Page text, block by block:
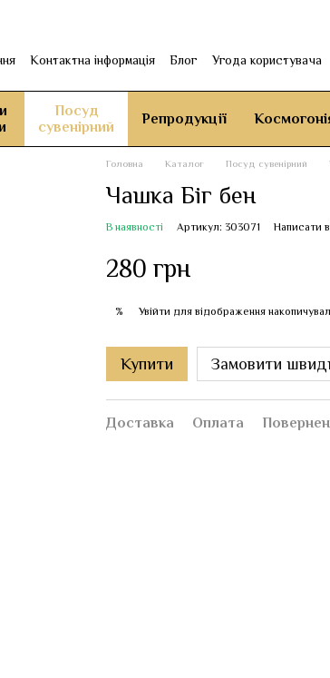
Контактна інформація Блог Угода користувача
Посуд
сувенірний
Репродукції
Головна Каталог Посуд сувенірний
Чашка Біг бен
В наявності Артикул: 303071 Написати
280 грн
% Увійти для відображення
Купити Замовити
Доставка Оплата